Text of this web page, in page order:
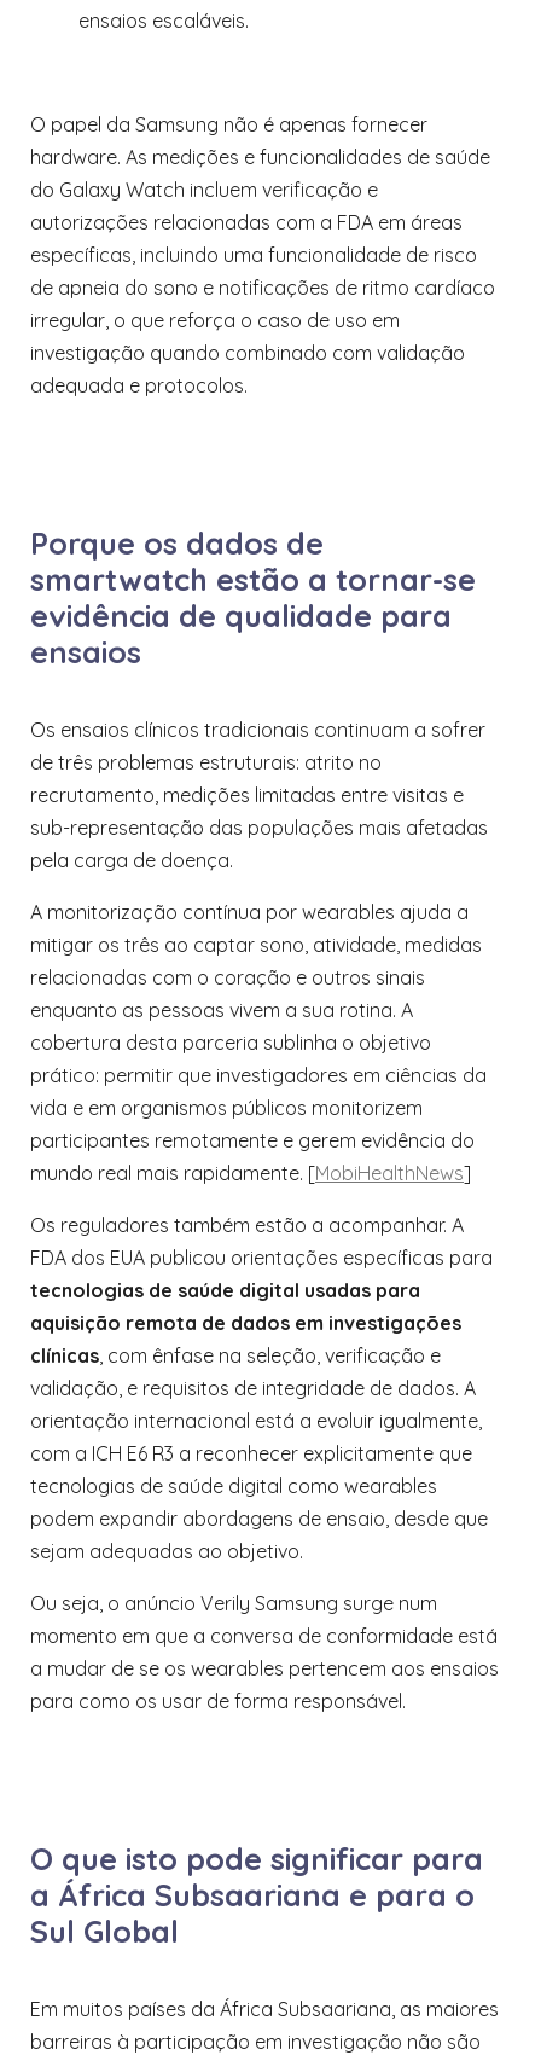
ensaios escaláveis.
O papel da Samsung não é apenas fornecer
hardware. As medições e funcionalidades de saúde
do Galaxy Watch incluem verificação e
autorizações relacionadas com a FDA em áreas
específicas, incluindo uma funcionalidade de risco
de apneia do sono e notificações de ritmo cardíaco
irregular, o que reforça o caso de uso em
investigação quando combinado com validação
adequada e protocolos.
Porque os dados de
smartwatch estão a tornar-se
evidência de qualidade para
ensaios
Os ensaios clínicos tradicionais continuam a sofrer
de três problemas estruturais: atrito no
recrutamento, medições limitadas entre visitas e
sub-representação das populações mais afetadas
pela carga de doença.
A monitorização contínua por wearables ajuda a
mitigar os três ao captar sono, atividade, medidas
relacionadas com o coração e outros sinais
enquanto as pessoas vivem a sua rotina. A
cobertura desta parceria sublinha o objetivo
prático: permitir que investigadores em ciências da
vida e em organismos públicos monitorizem
participantes remotamente e gerem evidência do
mundo real mais rapidamente. [MobiHealthNews]
Os reguladores também estão a acompanhar. A
FDA dos EUA publicou orientações específicas para
tecnologias de saúde digital usadas para
aquisição remota de dados em investigações
clínicas, com ênfase na seleção, verificação e
validação, e requisitos de integridade de dados. A
orientação internacional está a evoluir igualmente,
com a ICH E6 R3 a reconhecer explicitamente que
tecnologias de saúde digital como wearables
podem expandir abordagens de ensaio, desde que
sejam adequadas ao objetivo.
Ou seja, o anúncio Verily Samsung surge num
momento em que a conversa de conformidade está
a mudar de se os wearables pertencem aos ensaios
para como os usar de forma responsável.
O que isto pode significar para
a África Subsaariana e para o
Sul Global
Em muitos países da África Subsaariana, as maiores
barreiras à participação em investigação não são